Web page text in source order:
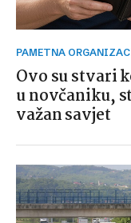
PAMETNA
Ovo su stvari
u novčaniku,
važan savjet